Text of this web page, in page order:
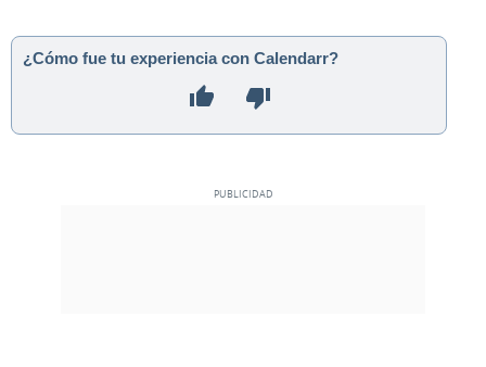
¿Cómo fue tu experiencia con Calendarr?